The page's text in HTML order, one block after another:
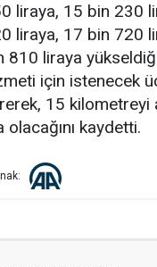
liraya, 15 bin 230
liraya, 17 bin 720
810 liraya
için istenecek
15 kilometreyi
olacağını kaydetti.